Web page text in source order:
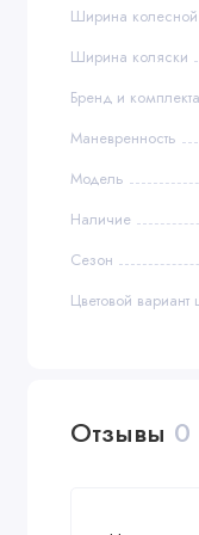
Ширина
Ширина коляски
Бренд и
Маневренность
Модель
Наличие
Сезон
Цветовой
Отзывы 0